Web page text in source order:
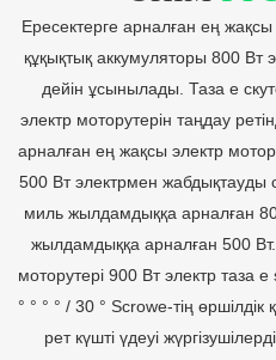
Ересектерге арналған ең жақсы
құқықтық аккумуляторы 800 Вт
дейін ұсынылады. Таза e
электр моторутерін таңдау
арналған ең жақсы электр
500 Вт электрмен жабдықтауды
миль жылдамдыққа арналған
жылдамдыққа арналған 500
моторутері 900 Вт электр таза e
° ° ° ° / 30 ° Scrowe-тің
рет күшті үдеуі